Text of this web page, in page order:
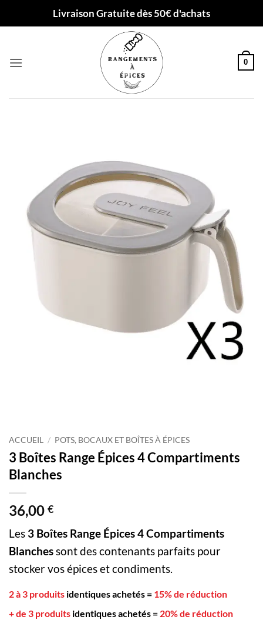
Livraison Gratuite dès 50€ d'achats
0
ACCUEIL / POTS, BOCAUX ET BOÎTES À ÉPICES
3 Boîtes Range Épices 4 Compartiments
Blanches
36,00 €
Les 3 Boîtes Range Épices 4 Compartiments
Blanchessont des contenants parfaits pour
stocker vos épices et condiments.
2 à 3 produits identiques achetés = 15% de réduction
+ de 3 produits identiques achetés = 20% de réduction